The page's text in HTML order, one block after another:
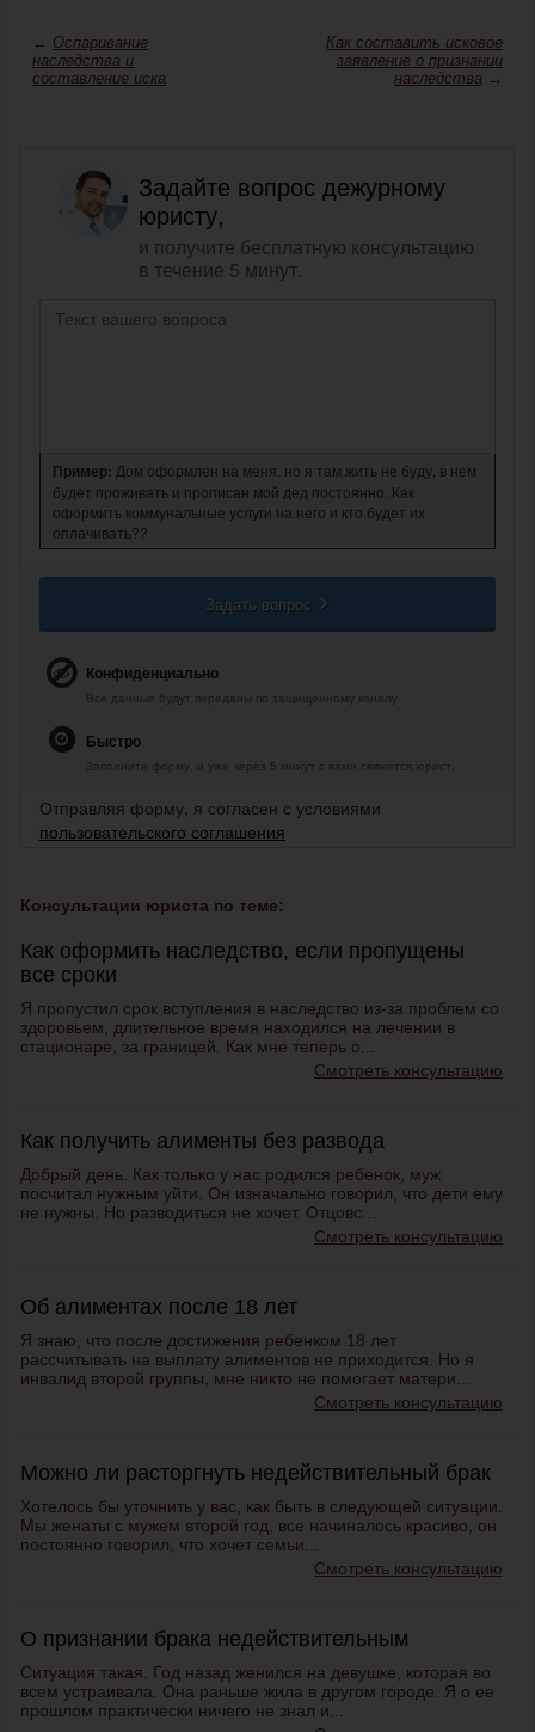
← Оспаривание
наследства и
составление иска
Как составить исковое
заявление о признании
наследства →
Задайте вопрос дежурному
юристу,
и получите бесплатную консультацию
в течение 5 минут.
Пример: Дом оформлен на меня, но я там жить не буду, в нем
будет проживать и прописан мой дед постоянно. Как
оформить коммунальные услуги на него и кто будет их
оплачивать??
Задать вопрос
Конфиденциально
Все данные будут переданы по защищенному каналу.
Быстро
Заполните форму, и уже через 5 минут с вами свяжется юрист.
Отправляя форму, я согласен с условиями
пользовательского соглашения
Консультации юриста по теме:
Как оформить наследство, если пропущены
все сроки
Я пропустил срок вступления в наследство из-за проблем со
здоровьем, длительное время находился на лечении в
стационаре, за границей. Как мне теперь о...
Смотреть консультацию
Как получить алименты без развода
Добрый день. Как только у нас родился ребенок, муж
посчитал нужным уйти. Он изначально говорил, что дети ему
не нужны. Но разводиться не хочет. Отцовс...
Смотреть консультацию
Об алиментах после 18 лет
Я знаю, что после достижения ребенком 18 лет
рассчитывать на выплату алиментов не приходится. Но я
инвалид второй группы, мне никто не помогает матери...
Смотреть консультацию
Можно ли расторгнуть недействительный брак
Хотелось бы уточнить у вас, как быть в следующей ситуации.
Мы женаты с мужем второй год, все начиналось красиво, он
постоянно говорил, что хочет семьи...
Смотреть консультацию
О признании брака недействительным
Ситуация такая. Год назад женился на девушке, которая во
всем устраивала. Она раньше жила в другом городе. Я о ее
прошлом практически ничего не знал и...